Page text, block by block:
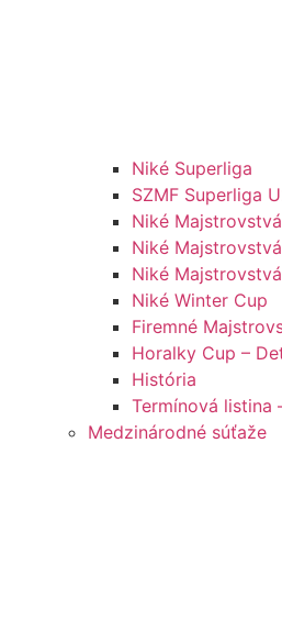
Niké Superliga
SZMF Superliga
Niké
Niké
Niké
Niké Winter Cup
Firemné
Horalky Cup –
História
Termínová listina
Medzinárodné súťaže